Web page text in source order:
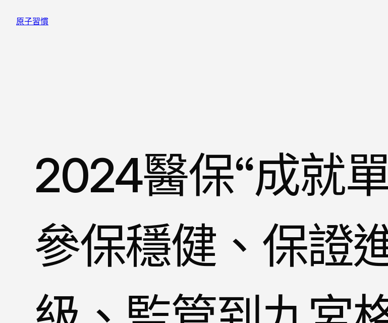
原子習慣
2024醫保“成就單
參保穩健、保證